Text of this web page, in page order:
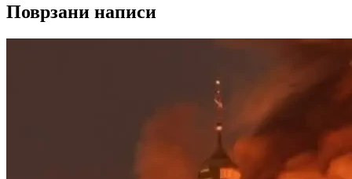
Поврзани написи